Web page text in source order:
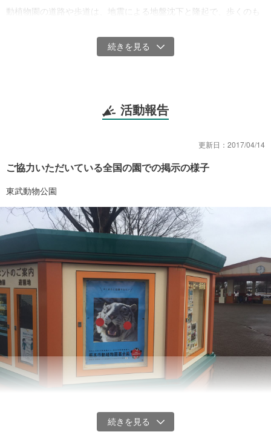
動植物園の道路や歩道は、地震による地盤沈下と隆起で、歩くのも
液状化も激しく、道のいたるところに水があふれ出しました。給排
ケガをした動物はいませんでしたが、多くの動物が、食欲を失く
し、余震のたびに鳴き声を上げていました。現在、ライオンやトラ
など5頭の猛獣が他県に避難中です。
活動報告
更新日： 2017/04/14
ご協力いただいている全国の園での掲示の様子
東武動物公園